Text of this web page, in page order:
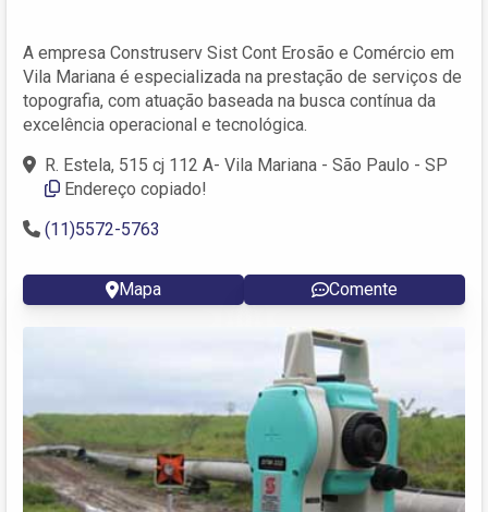
A empresa Construserv Sist Cont Erosão e Comércio em
Vila Mariana é especializada na prestação de serviços de
topografia, com atuação baseada na busca contínua da
excelência operacional e tecnológica.
R. Estela, 515 cj 112 A- Vila Mariana - São Paulo - SP
Endereço copiado!
(11)5572-5763
Mapa Comente